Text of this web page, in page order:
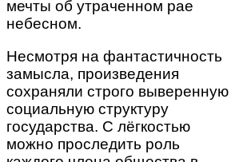
мечты об утраченном рае
небесном.
Несмотря на фантастичность
замысла, произведения
сохраняли строго выверенную
социальную структуру
государства. С лёгкостью
можно проследить роль